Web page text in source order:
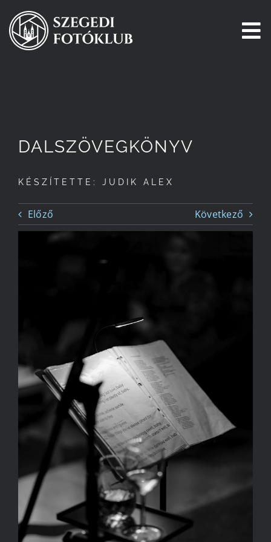
Kihagyás
Pályázatok
Tagjaink
Csatlakozz!
DALSZÖVEGKÖNYV
KÉSZÍTETTE: JUDIK ALEX
Előző Következő